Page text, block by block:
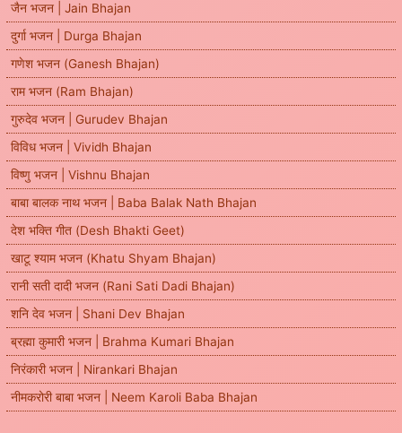
जैन भजन | Jain Bhajan
दुर्गा भजन | Durga Bhajan
गणेश भजन (Ganesh Bhajan)
राम भजन (Ram Bhajan)
गुरुदेव भजन | Gurudev Bhajan
विविध भजन | Vividh Bhajan
विष्णु भजन | Vishnu Bhajan
बाबा बालक नाथ भजन | Baba Balak Nath Bhajan
देश भक्ति गीत (Desh Bhakti Geet)
खाटू श्याम भजन (Khatu Shyam Bhajan)
रानी सती दादी भजन (Rani Sati Dadi Bhajan)
शनि देव भजन | Shani Dev Bhajan
ब्रह्मा कुमारी भजन | Brahma Kumari Bhajan
निरंकारी भजन | Nirankari Bhajan
नीमकरोरी बाबा भजन | Neem Karoli Baba Bhajan